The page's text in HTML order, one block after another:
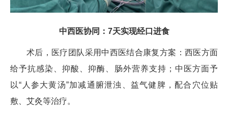
中西医协同：7天实现经口进食
术后，医疗团队采用中西医结合康复方案：西医方面
给予抗感染、抑酸、抑酶、肠外营养支持；中医方面予
以“人参大黄汤”加减通腑泄浊、益气健脾，配合穴位贴
敷、艾灸等治疗。